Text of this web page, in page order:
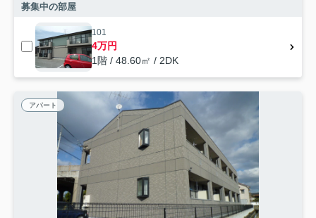
募集中の部屋
101
4万円
1階 / 48.60㎡ / 2DK
アパート